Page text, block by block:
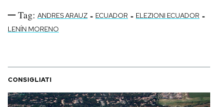
Tag: ANDRES ARAUZ - ECUADOR - ELEZIONI ECUADOR -
LENÍN MORENO
CONSIGLIATI